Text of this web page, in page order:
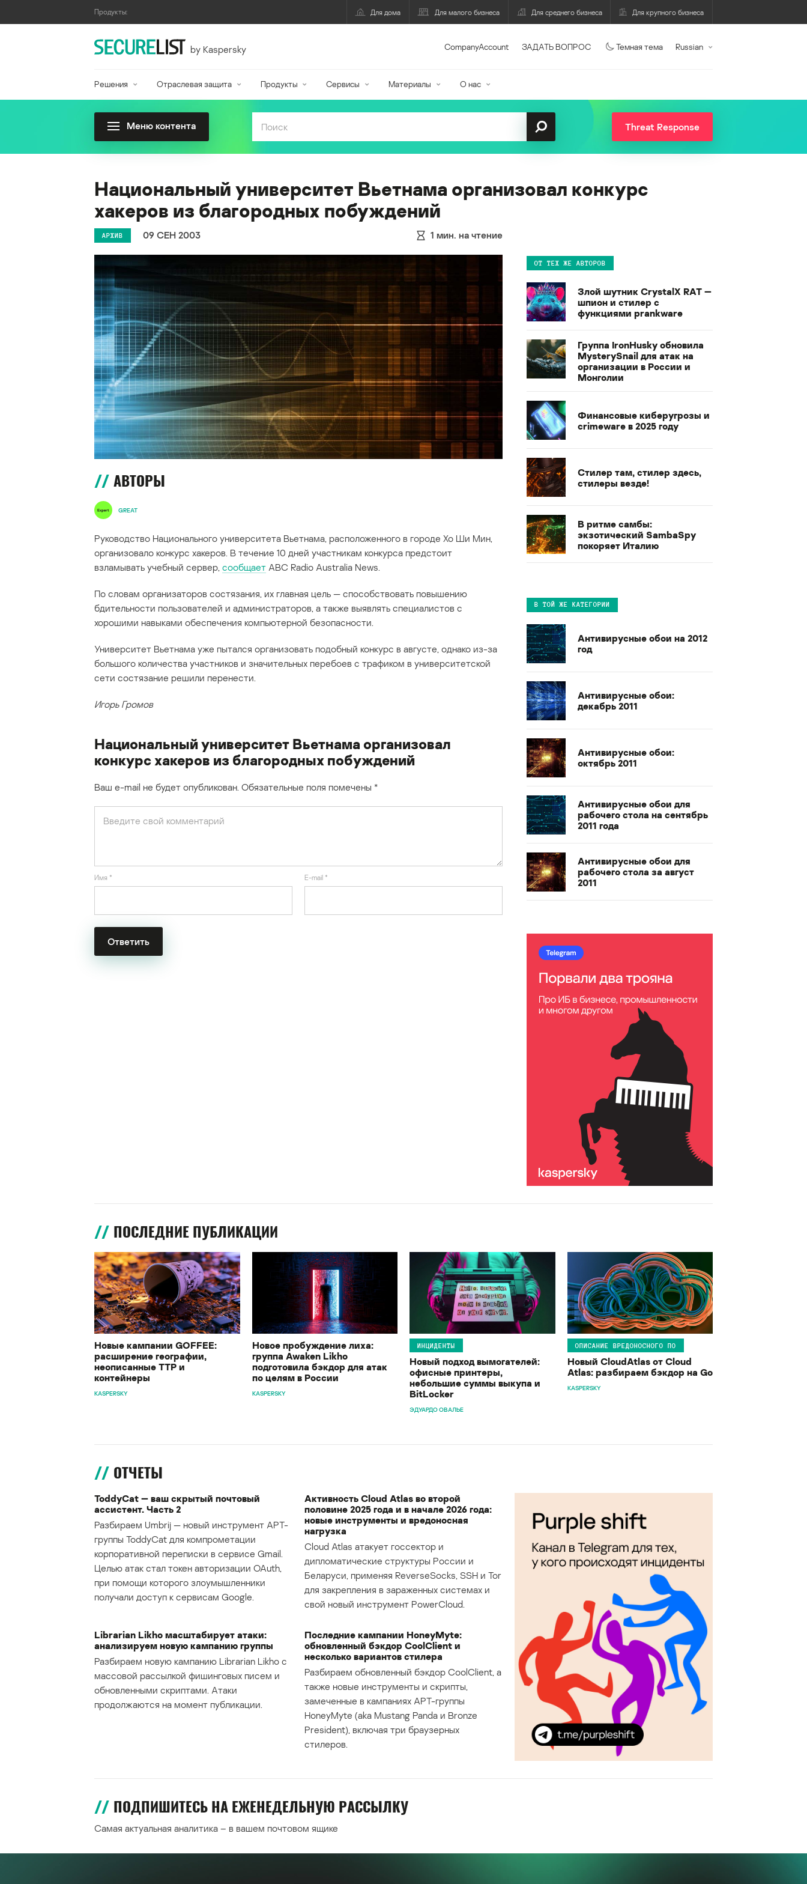
Продукты: Для дома Для малого бизнеса Для среднего бизнеса Для крупного бизнеса
by Kaspersky CompanyAccount ЗАДАТЬ ВОПРОС Темная тема Russian
Решения Отраслевая защита Продукты Сервисы Материалы О нас
Меню контента Threat Response
Национальный университет Вьетнама организовал конкурс
хакеров из благородных побуждений
АРХИВ 09 СЕН 2003 1 мин. на чтение
АВТОРЫ
GREAT
Руководство Национального университета Вьетнама, расположенного в городе Хо Ши Мин,
организовало конкурс хакеров. В течение 10 дней участникам конкурса предстоит
взламывать учебный сервер, сообщает ABC Radio Australia News.
По словам организаторов состязания, их главная цель — способствовать повышению
бдительности пользователей и администраторов, а также выявлять специалистов с
хорошими навыками обеспечения компьютерной безопасности.
Университет Вьетнама уже пытался организовать подобный конкурс в августе, однако из-за
большого количества участников и значительных перебоев с трафиком в университетской
сети состязание решили перенести.
Игорь Громов
Национальный университет Вьетнама организовал
конкурс хакеров из благородных побуждений
Ваш e-mail не будет опубликован. Обязательные поля помечены *
Имя * E-mail *
ОТ ТЕХ ЖЕ АВТОРОВ
Злой шутник CrystalX RAT —
шпион и стилер с
функциями prankware
Группа IronHusky обновила
MysterySnail для атак на
организации в России и
Монголии
Финансовые киберугрозы и
crimeware в 2025 году
Стилер там, стилер здесь,
стилеры везде!
В ритме самбы:
экзотический SambaSpy
покоряет Италию
В ТОЙ ЖЕ КАТЕГОРИИ
Антивирусные обои на 2012
год
Антивирусные обои:
декабрь 2011
Антивирусные обои:
октябрь 2011
Антивирусные обои для
рабочего стола на сентябрь
2011 года
Антивирусные обои для
рабочего стола за август
2011
ПОСЛЕДНИЕ ПУБЛИКАЦИИ
Новые кампании GOFFEE:
расширение географии,
неописанные TTP и
контейнеры
KASPERSKY
Новое пробуждение лиха:
группа Awaken Likho
подготовила бэкдор для атак
по целям в России
KASPERSKY
ИНЦИДЕНТЫ
Новый подход вымогателей:
офисные принтеры,
небольшие суммы выкупа и
BitLocker
ЭДУАРДО ОВАЛЬЕ
ОПИСАНИЕ ВРЕДОНОСНОГО ПО
Новый CloudAtlas от Cloud
Atlas: разбираем бэкдор на Go
KASPERSKY
ОТЧЕТЫ
ToddyCat — ваш скрытый почтовый
ассистент. Часть 2
Разбираем Umbrij — новый инструмент APT-
группы ToddyCat для компрометации
корпоративной переписки в сервисе Gmail.
Целью атак стал токен авторизации OAuth,
при помощи которого злоумышленники
получали доступ к сервисам Google.
Активность Cloud Atlas во второй
половине 2025 года и в начале 2026 года:
новые инструменты и вредоносная
нагрузка
Cloud Atlas атакует госсектор и
дипломатические структуры России и
Беларуси, применяя ReverseSocks, SSH и Tor
для закрепления в зараженных системах и
свой новый инструмент PowerCloud.
Librarian Likho масштабирует атаки:
анализируем новую кампанию группы
Разбираем новую кампанию Librarian Likho с
массовой рассылкой фишинговых писем и
обновленными скриптами. Атаки
продолжаются на момент публикации.
Последние кампании HoneyMyte:
обновленный бэкдор CoolClient и
несколько вариантов стилера
Разбираем обновленный бэкдор CoolClient, а
также новые инструменты и скрипты,
замеченные в кампаниях APT-группы
HoneyMyte (aka Mustang Panda и Bronze
President), включая три браузерных
стилеров.
ПОДПИШИТЕСЬ НА ЕЖЕНЕДЕЛЬНУЮ РАССЫЛКУ
Самая актуальная аналитика – в вашем почтовом ящике